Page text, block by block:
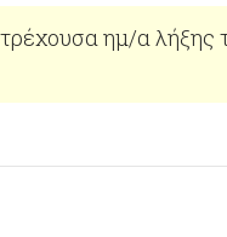
ημ/α λήξης